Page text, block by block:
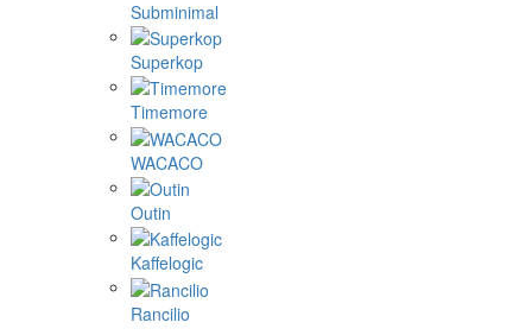
Subminimal
Superkop
Timemore
WACACO
Outin
Kaffelogic
Rancilio